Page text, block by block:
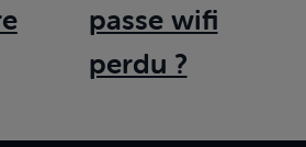
passe wifi
perdu ?